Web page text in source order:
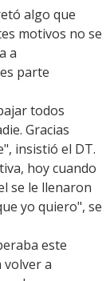
algo que
motivos no se
a
parte
todos
Gracias
insistió el DT.
hoy cuando
se le llenaron
yo quiero", se
este
volver a